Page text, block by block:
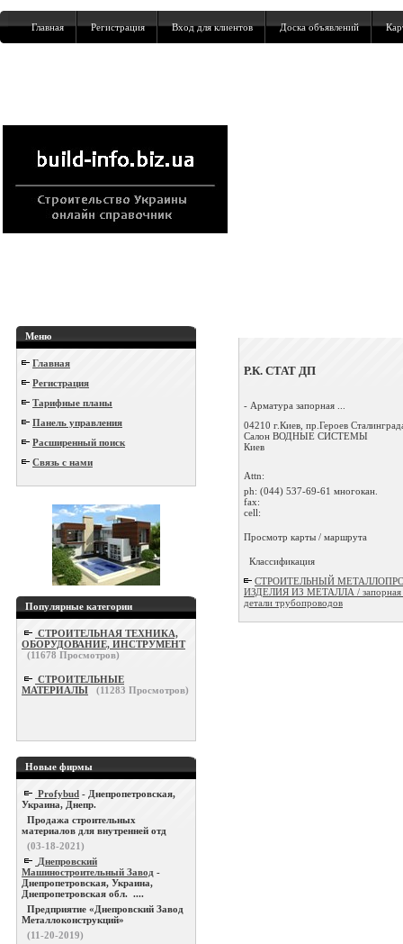
Главная Регистрация Вход для клиентов Доска объявлений
Меню
Главная
Регистрация
Тарифные планы
Панель управления
Расширенный поиск
Связь с нами
Популярные категории
СТРОИТЕЛЬНАЯ ТЕХНИКА,
ОБОРУДОВАНИЕ, ИНСТРУМЕНТ
(11678 Просмотров)
СТРОИТЕЛЬНЫЕ
МАТЕРИАЛЫ
(11283 Просмотров)
Новые фирмы
Profybud - Днепропетровская,
Украина, Днепр.
Продажа строительных
материалов для внутренней отд
(03-18-2021)
Днепровский
Машиностроительный Завод -
Днепропетровская, Украина,
Днепропетровская обл. ....
Предприятие «Днепровский Завод
Металлоконструкций»
(11-20-2019)
Р.К. СТАТ ДП
- Арматура запорная ...
04210 г.Киев, пр.Героев
Салон ВОДНЫЕ СИСТЕМЫ
Киев
Attn:
ph: (044) 537-69-61 многокан.
fax:
cell:
Просмотр карты / маршрута
Классификация
СТРОИТЕЛЬНЫЙ
ИЗДЕЛИЯ ИЗ МЕТАЛЛА / запорная
детали трубопроводов